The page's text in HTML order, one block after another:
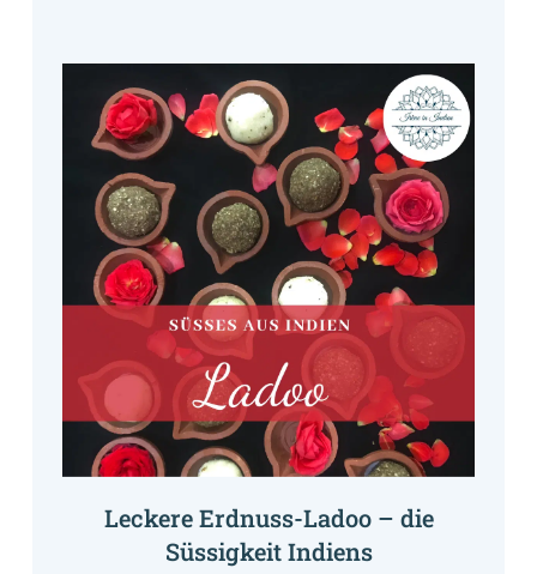
Leckere Erdnuss-Ladoo – die
Süssigkeit Indiens